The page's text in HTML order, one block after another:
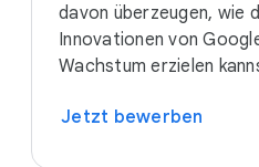
davon überzeugen, wie
Innovationen von
Wachstum erzielen
Jetzt bewerben